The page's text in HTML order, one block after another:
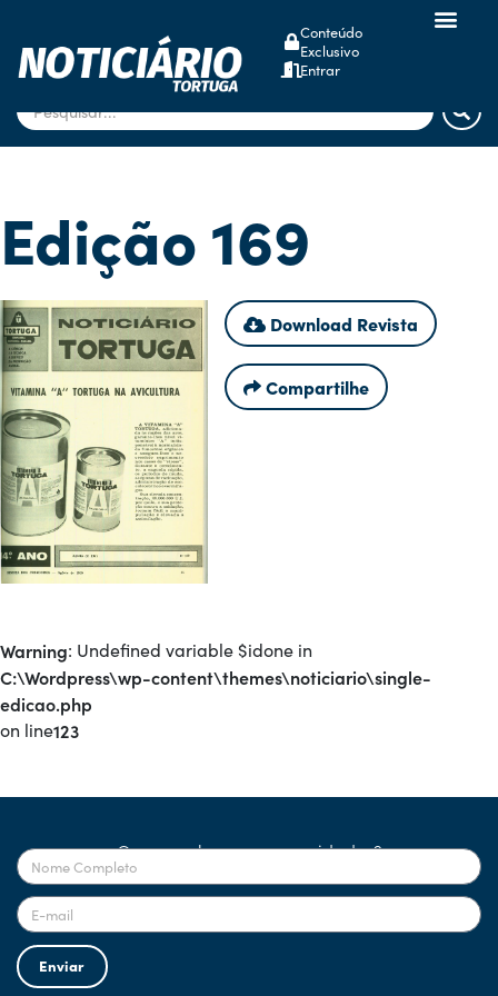
Conteúdo
Exclusivo
Entrar
Edição 169
Download Revista
Compartilhe
Warning: Undefined variable $idone in
C:\Wordpress\wp-content\themes\noticiario\single-
edicao.php
on line123
Quer receber nossas novidades?
Enviar